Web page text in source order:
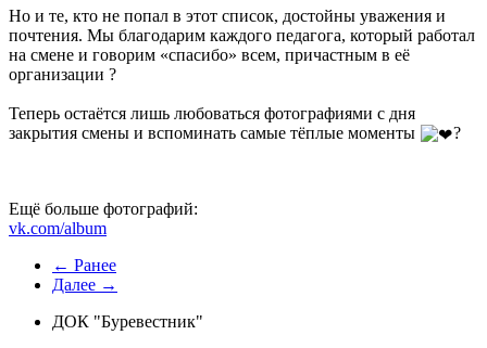
Но и те, кто не попал в этот список, достойны уважения и
почтения. Мы благодарим каждого педагога, который работал
на смене и говорим «спасибо» всем, причастным в её
организации ?
Теперь остаётся лишь любоваться фотографиями с дня
закрытия смены и вспоминать самые тёплые моменты
‍?
Ещё больше фотографий:
vk.com/album
← Ранее
Далее →
ДОК "Буревестник"